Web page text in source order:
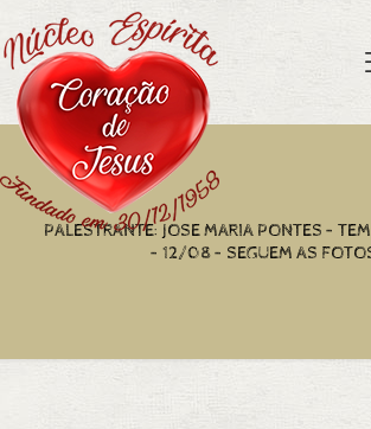
PALESTRANTE: JOSE MARIA PONTES –
– 12/08 – SEGUEM AS